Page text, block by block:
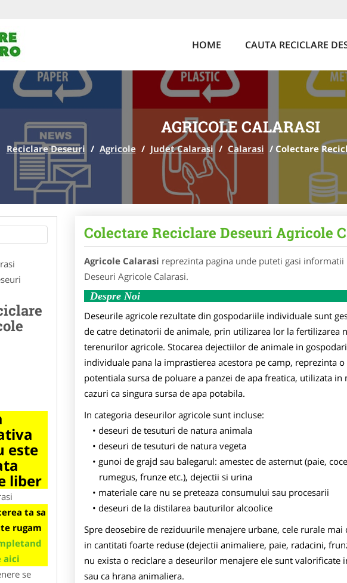
HOME CAUTA RECICLARE
AGRICOLE CALARASI
Reciclare Deseuri / Agricole / Judet Calarasi / Calarasi / Colectare
este
liber
ta sa
rugam
aici
se
Colectare Reciclare Deseuri Agricole
Agricole Calarasi reprezinta pagina unde puteti gasi
Deseuri Agricole Calarasi.
Despre Noi
Deseurile agricole rezultate din gospodariile individuale sunt
de catre detinatorii de animale, prin utilizarea lor la fertilizarea
terenurilor agricole. Stocarea dejectiilor de animale in
individuale pana la imprastierea acestora pe camp, reprezinta o
potentiala sursa de poluare a panzei de apa freatica, utilizata in
cazuri ca singura sursa de apa potabila.
In categoria deseurilor agricole sunt incluse:
deseuri de tesuturi de natura animala
deseuri de tesuturi de natura vegeta
gunoi de grajd sau balegarul: amestec de asternut (paie,
rumegus, frunze etc.), dejectii si urina
materiale care nu se preteaza consumului sau procesarii
deseuri de la distilarea bauturilor alcoolice
Spre deosebire de reziduurile menajere urbane, cele rurale
in cantitati foarte reduse (dejectii animaliere, paie, radacini,
nu exista o reciclare a deseurilor menajere ele sunt
sau ca hrana animaliera.